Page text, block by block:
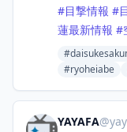
#目撃情報 #
蓮最新情報 #
#ryoheiabe
YAYAFA@